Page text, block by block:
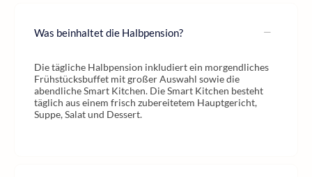
Was beinhaltet die Halbpension?
Die tägliche Halbpension inkludiert ein morgendliches
Frühstücksbuffet mit großer Auswahl sowie die
abendliche Smart Kitchen. Die Smart Kitchen besteht
täglich aus einem frisch zubereitetem Hauptgericht,
Suppe, Salat und Dessert.